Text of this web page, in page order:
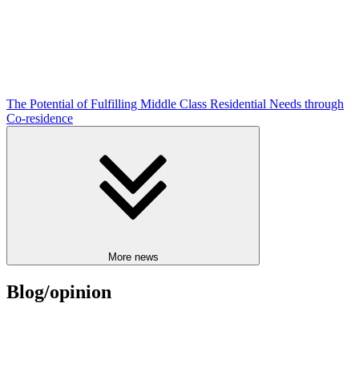
The Potential of Fulfilling Middle Class Residential Needs through
Co-residence
More news
Blog/opinion